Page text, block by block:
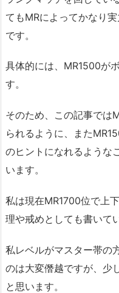
てもMRによってかなり
です。
具体的には、MR1500が
す。
そのため、この記事では
られるように、また
のヒントになれるような
います。
私は現在MR1700位で上
理や戒めとしても書いて
私レベルがマスター帯の
のは大変僭越ですが、少
と思います。